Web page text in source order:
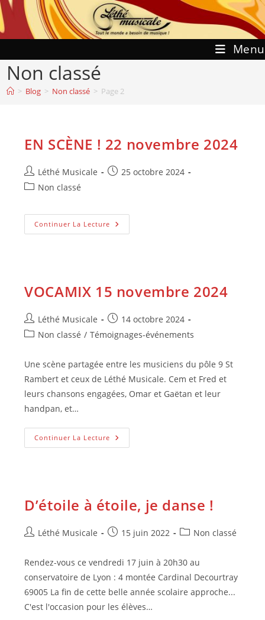
Skip
to
content
Menu
Non classé
> Blog > Non classé > Page 2
EN SCÈNE ! 22 novembre 2024
Auteur/autrice
de
Léthé Musicale
Publication
25 octobre 2024
PostNon classé
Continuer La Lecture EN
SCÈNE
VOCAMIX 15 novembre 2024
Auteur/autrice
de
Léthé Musicale
Publication
publiée :
14 octobre 2024
PostNon classé / Témoignages-événements
Une scène partagée entre les musiciens du pôle 9 St
Rambert et ceux de Léthé Musicale. Cem et Fred et
leurs chansons engagées, Omar et Gaëtan et leur
handpan, et…
Continuer La Lecture VOCAMIX
15
D’étoile à étoile, je danse !
Auteur/autrice
la
publication :
Léthé Musicale
Publication
15 juin 2022
PostNon classé
Rendez-vous ce vendredi 17 juin à 20h30 au
conservatoire de Lyon : 4 montée Cardinal Decourtray
69005 La fin de cette belle année scolaire approche...
C'est l'occasion pour les élèves…